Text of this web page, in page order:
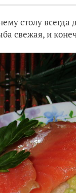
столу всегда
свежая, и